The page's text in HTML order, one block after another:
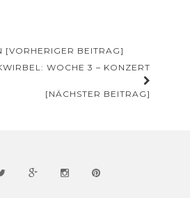
[VORHERIGER BEITRAG]
WOCHE 3 – KONZERT
[NÄCHSTER BEITRAG]